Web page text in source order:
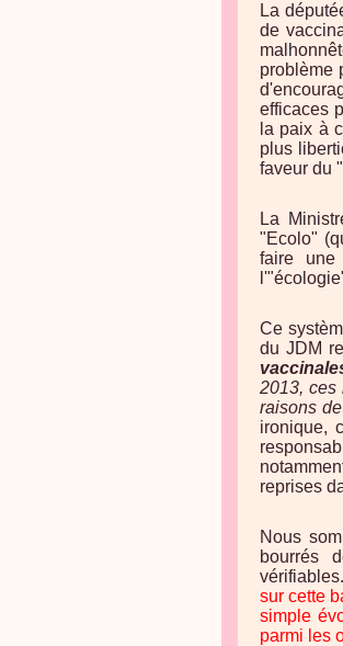
La
de
problème
efficaces
la paix à
plus
faveur du
La
"Ecolo"
faire
Ce
du JDM
2013, ces
raisons
ironique,
reprises
Nous
bourrés
vérifiables.
sur cette
simple
parmi les